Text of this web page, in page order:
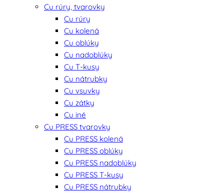
Cu rúry, tvarovky
Cu rúry
Cu kolená
Cu oblúky
Cu nadoblúky
Cu T-kusy
Cu nátrubky
Cu vsuvky
Cu zátky
Cu iné
Cu PRESS tvarovky
Cu PRESS kolená
Cu PRESS oblúky
Cu PRESS nadoblúky
Cu PRESS T-kusy
Cu PRESS nátrubky